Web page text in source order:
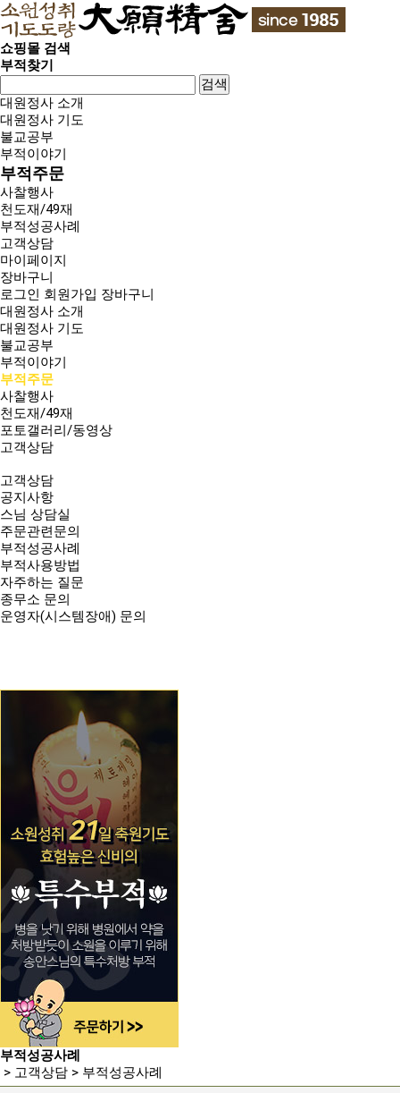
쇼핑몰 검색
부적찾기
검색
대원정사 소개
대원정사 기도
불교공부
부적이야기
부적주문
사찰행사
천도재/49재
부적성공사례
고객상담
마이페이지
장바구니
로그인 회원가입 장바구니
대원정사 소개
대원정사 기도
불교공부
부적이야기
부적주문
사찰행사
천도재/49재
포토갤러리/동영상
고객상담
고객상담
공지사항
스님 상담실
주문관련문의
부적성공사례
부적사용방법
자주하는 질문
종무소 문의
운영자(시스템장애) 문의
부적성공사례
> 고객상담 > 부적성공사례